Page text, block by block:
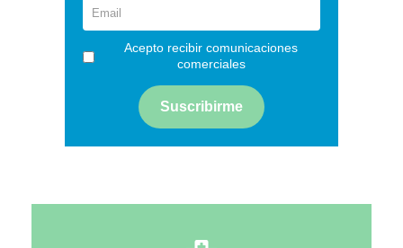
Acepto recibir comunicaciones
comerciales